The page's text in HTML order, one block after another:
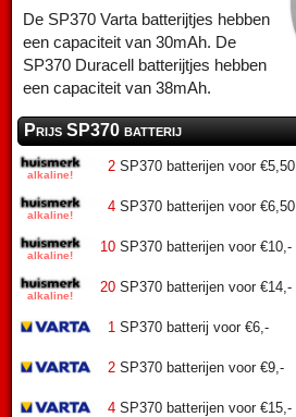
De SP370 Varta batterijtjes hebben
een capaciteit van 30mAh. De
SP370 Duracell batterijtjes hebben
een capaciteit van 38mAh.
Prijs SP370 batterij
2 SP370 batterijen voor €5,50
4 SP370 batterijen voor €6,50
10 SP370 batterijen voor €10,-
20 SP370 batterijen voor €14,-
1 SP370 batterij voor €6,-
2 SP370 batterijen voor €9,-
4 SP370 batterijen voor €15,-